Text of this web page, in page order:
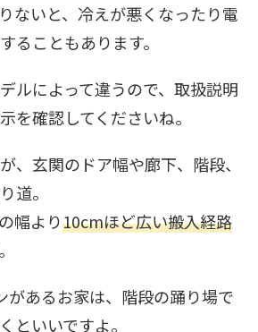
ないと、冷えが悪くなったり電
ることもあります。
ルによって違うので、取扱説明
を確認してくださいね。
、玄関のドア幅や廊下、階段、
道。
幅より10cmほど広い搬入経路
があるお家は、階段の踊り場で
といいですよ。